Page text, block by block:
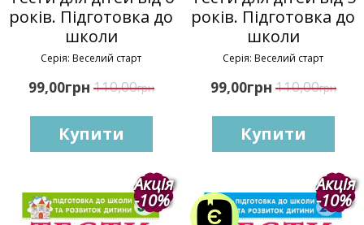
років. Підготовка до
школи
Серія: Веселий старт
99,00грн 110,00грн
Купити
років. Підготовка до
школи
Серія: Веселий старт
99,00грн 110,00грн
Купити
Акція
-10%
Акція
-10%